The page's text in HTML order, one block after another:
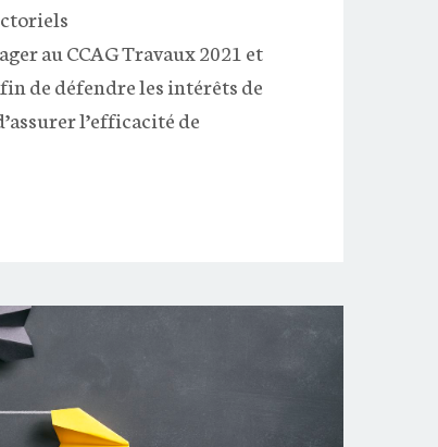
au CCAG Travaux 2021 et
de défendre les intérêts de
l’efficacité de